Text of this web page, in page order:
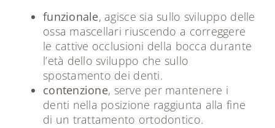
funzionale, agisce sia sullo sviluppo delle
ossa mascellari riuscendo a correggere
le cattive occlusioni della bocca durante
l’età dello sviluppo che sullo
spostamento dei denti.
contenzione, serve per mantenere i
denti nella posizione raggiunta alla fine
di un trattamento ortodontico.